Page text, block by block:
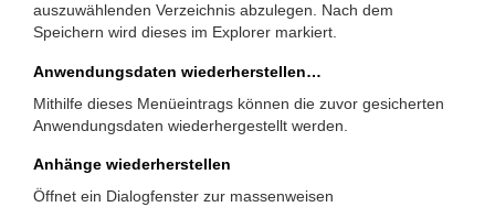
auszuwählenden Verzeichnis abzulegen. Nach dem
Speichern wird dieses im Explorer markiert.
Anwendungsdaten wiederherstellen…
Mithilfe dieses Menüeintrags können die zuvor gesicherten
Anwendungsdaten wiederhergestellt werden.
Anhänge wiederherstellen
Öffnet ein Dialogfenster zur massenweisen